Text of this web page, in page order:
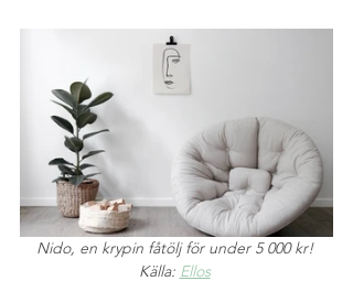
Nido, en krypin fåtölj för under 5 000 kr!
Källa: Ellos